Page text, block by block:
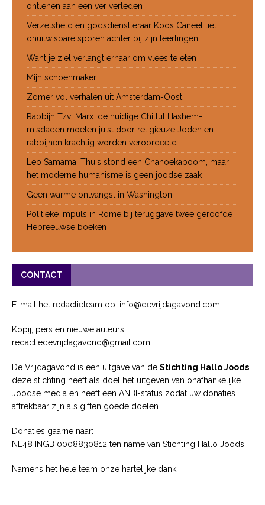
ontlenen aan een ver verleden
Verzetsheld en godsdienstleraar Koos Caneel liet
onuitwisbare sporen achter bij zijn leerlingen
Want je ziel verlangt ernaar om vlees te eten
Mijn schoenmaker
Zomer vol verhalen uit Amsterdam-Oost
Rabbijn Tzvi Marx: de huidige Chillul Hashem-
misdaden moeten juist door religieuze Joden en
rabbijnen krachtig worden veroordeeld
Leo Samama: Thuis stond een Chanoekaboom, maar
het moderne humanisme is geen joodse zaak
Geen warme ontvangst in Washington
Politieke impuls in Rome bij teruggave twee geroofde
Hebreeuwse boeken
CONTACT
E-mail het redactieteam op: info@devrijdagavond.com
Kopij, pers en nieuwe auteurs:
redactiedevrijdagavond@gmail.com
De Vrijdagavond is een uitgave van de Stichting Hallo Joods
deze stichting heeft als doel het uitgeven van onafhankelijke
Joodse media en heeft een ANBI-status zodat uw donaties
aftrekbaar zijn als giften goede doelen.
Donaties gaarne naar:
NL48 INGB 0008830812 ten name van Stichting Hallo Joods.
Namens het hele team onze hartelijke dank!